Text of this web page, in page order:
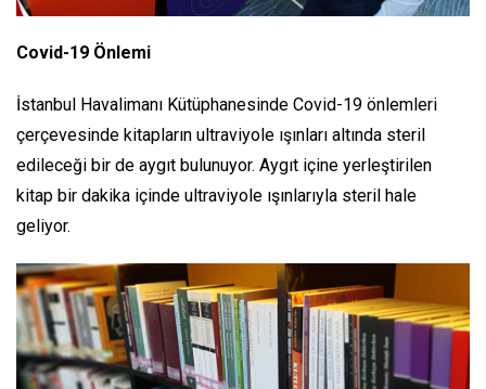
Covid-19 Önlemi
İstanbul Havalimanı Kütüphanesinde Covid-19 önlemleri
çerçevesinde kitapların ultraviyole ışınları altında steril
edileceği bir de aygıt bulunuyor. Aygıt içine yerleştirilen
kitap bir dakika içinde ultraviyole ışınlarıyla steril hale
geliyor.